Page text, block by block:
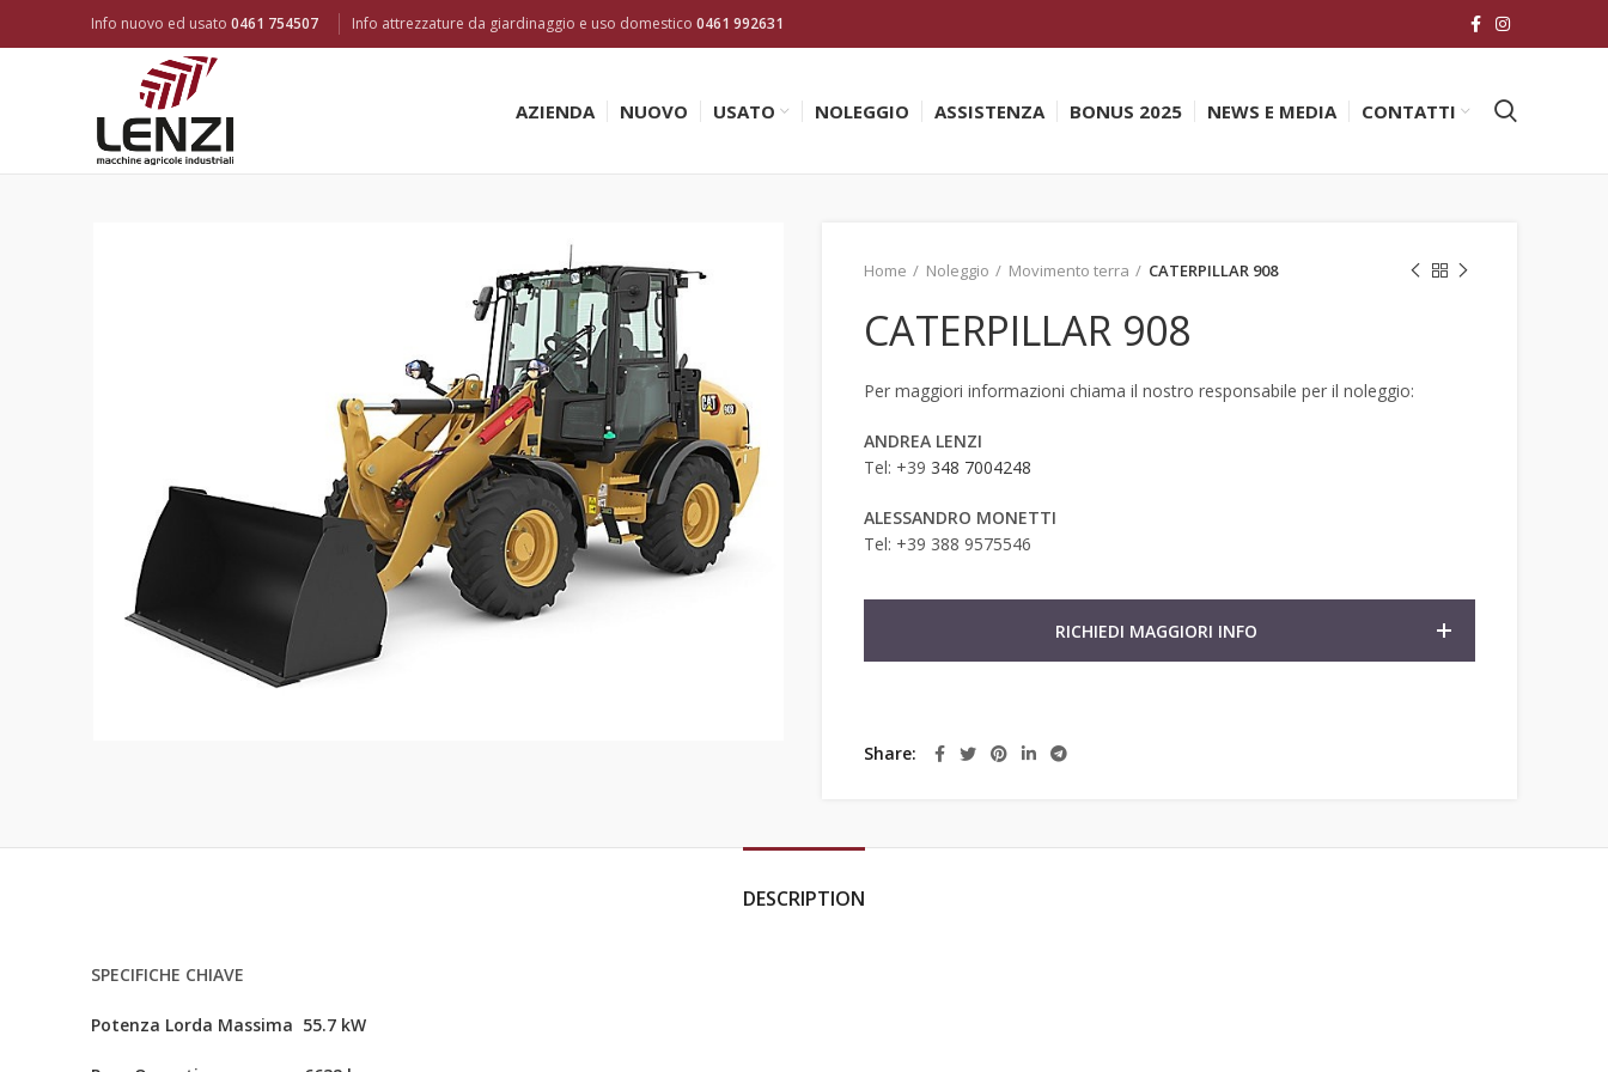
Info nuovo ed usato 0461 754507 Info attrezzature da giardinaggio e uso domestico 0461 992631
AZIENDA NUOVO USATO NOLEGGIO ASSISTENZA BONUS 2025 NEWS E MEDIA CONTATTI
Home Noleggio Movimento terra CATERPILLAR 908
CATERPILLAR 908
Per maggiori informazioni chiama il nostro responsabile per il noleggio:
ANDREA LENZI
Tel: +39 348 7004248
ALESSANDRO MONETTI
Tel: +39 388 9575546
RICHIEDI MAGGIORI INFO
Share
DESCRIPTION
SPECIFICHE CHIAVE
Potenza Lorda Massima 55.7 kW